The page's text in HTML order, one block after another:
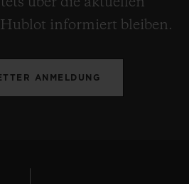
Keramik und
über die aktuellen
informiert bleiben.
ANMELDUNG